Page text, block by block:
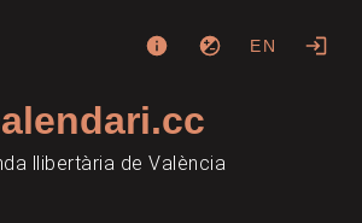
EN
llibertària de València